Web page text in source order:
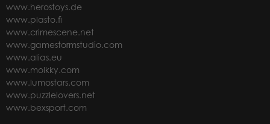
www.herostoys.de
www.plasto.fi
www.crimescene.net
www.gamestormstudio.com
www.alias.eu
www.molkky.com
www.lumostars.com
www.puzzlelovers.net
www.bexsport.com